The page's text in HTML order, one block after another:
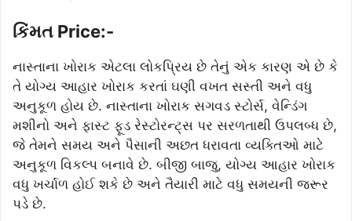
કિંમત Price:-
નાસ્તાના ખોરાક એટલા લોકપ્રિય છે તેનું એક કારણ એ છે કે
તે યોગ્ય આહાર ખોરાક કરતાં ઘણી વખત સસ્તી અને વધુ
અનુકૂળ હોય છે. નાસ્તાના ખોરાક સગવડ સ્ટોર્સ, વેન્ડિંગ
મશીનો અને ફાસ્ટ ફૂડ રેસ્ટોરન્ટ્સ પર સરળતાથી ઉપલબ્ધ છે,
જે તેમને સમય અને પૈસાની અછત ધરાવતા વ્યક્તિઓ માટે
અનુકૂળ વિકલ્પ બનાવે છે. બીજી બાજુ, યોગ્ય આહાર ખોરાક
વધુ ખર્ચાળ હોઈ શકે છે અને તૈયારી માટે વધુ સમયની જરૂર
પડે છે.